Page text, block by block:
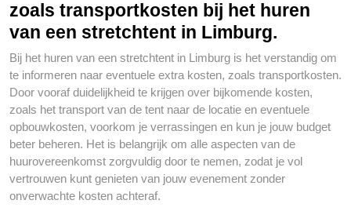
zoals transportkosten bij het huren
van een stretchtent in Limburg.
Bij het huren van een stretchtent in Limburg is het verstandig om
te informeren naar eventuele extra kosten, zoals transportkosten.
Door vooraf duidelijkheid te krijgen over bijkomende kosten,
zoals het transport van de tent naar de locatie en eventuele
opbouwkosten, voorkom je verrassingen en kun je jouw budget
beter beheren. Het is belangrijk om alle aspecten van de
huurovereenkomst zorgvuldig door te nemen, zodat je vol
vertrouwen kunt genieten van jouw evenement zonder
onverwachte kosten achteraf.